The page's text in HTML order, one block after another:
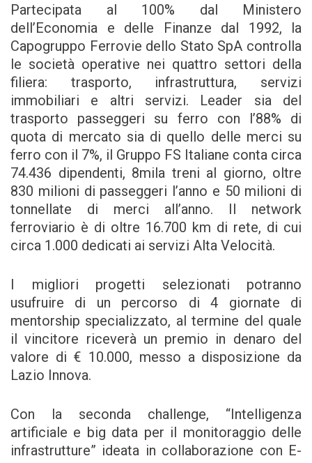
Partecipata al 100% dal Ministero
dell’Economia e delle Finanze dal 1992, la
Capogruppo Ferrovie dello Stato SpA controlla
le società operative nei quattro settori della
filiera: trasporto, infrastruttura, servizi
immobiliari e altri servizi. Leader sia del
trasporto passeggeri su ferro con l’88% di
quota di mercato sia di quello delle merci su
ferro con il 7%, il Gruppo FS Italiane conta circa
74.436 dipendenti, 8mila treni al giorno, oltre
830 milioni di passeggeri l’anno e 50 milioni di
tonnellate di merci all’anno. Il network
ferroviario è di oltre 16.700 km di rete, di cui
circa 1.000 dedicati ai servizi Alta Velocità.
I migliori progetti selezionati potranno
usufruire di un percorso di 4 giornate di
mentorship specializzato, al termine del quale
il vincitore riceverà un premio in denaro del
valore di € 10.000, messo a disposizione da
Lazio Innova.
Con la seconda challenge, “Intelligenza
artificiale e big data per il monitoraggio delle
infrastrutture” ideata in collaborazione con E-